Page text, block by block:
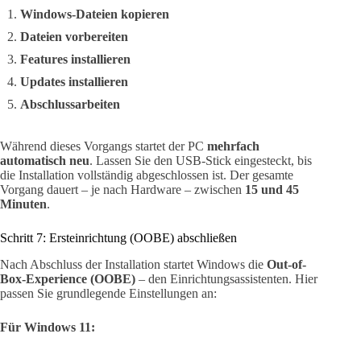
Windows-Dateien kopieren
Dateien vorbereiten
Features installieren
Updates installieren
Abschlussarbeiten
Während dieses Vorgangs startet der PC mehrfach
automatisch neu. Lassen Sie den USB-Stick eingesteckt, bis
die Installation vollständig abgeschlossen ist. Der gesamte
Vorgang dauert – je nach Hardware – zwischen 15 und 45
Minuten.
Schritt 7: Ersteinrichtung (OOBE) abschließen
Nach Abschluss der Installation startet Windows die Out-of-
Box-Experience (OOBE) – den Einrichtungsassistenten. Hier
passen Sie grundlegende Einstellungen an:
Für Windows 11: